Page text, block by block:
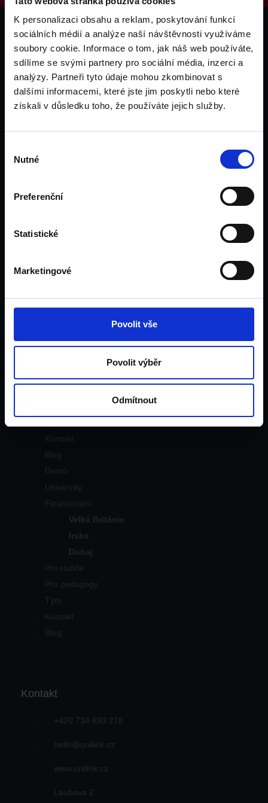
K personalizaci obsahu a reklam, poskytování funkcí
sociálních médií a analýze naší návštěvnosti využíváme
soubory cookie. Informace o tom, jak náš web používáte,
sdílíme se svými partnery pro sociální média, inzerci a
analýzy. Partneři tyto údaje mohou zkombinovat s
dalšími informacemi, které jste jim poskytli nebo které
získali v důsledku toho, že používáte jejich služby.
souhlasu
Nutné
Preferenční
Statistické
Marketingové
Povolit vše
Povolit výběr
Odmítnout
Víme, že studium v zahraničí mění život k lepšímu, a tak
pomáháme k této fantastické příležitosti všem, kdo se nebojí
jít si za svým a pořádně si to užít.
Identifikační číslo: 24276405, společnost s ručením
Zásady ochrany osobních údajů a cookie
Menu
Univerzity
Velká Británie
Kontakt
Blog
Domů
Univerzity
Financování
Velká Británie
Irsko
Dubaj
Pro rodiče
Pro pedagogy
Tým
Kontakt
Blog
Kontakt
+420 734 693 278
hello@unilink.cz
www.unilink.cz
Laubova 2